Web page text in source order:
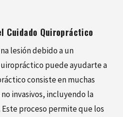
Cuidado Quiropráctico
lesión debido a un
puede ayudarte a
consiste en muchas
invasivos, incluyendo la
proceso permite que los